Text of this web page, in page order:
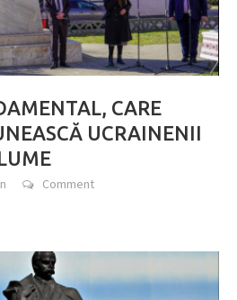
CARE
UCRAINENII
Comment